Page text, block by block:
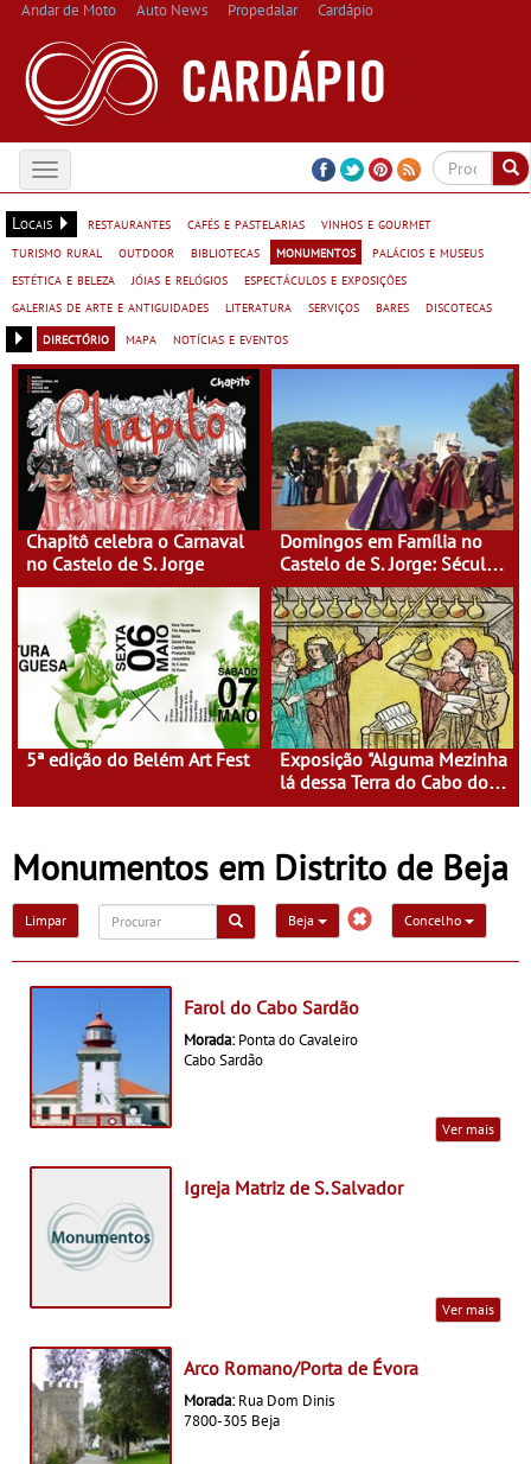
Andar de Moto Auto News Propedalar Cardápio
Toggle
navigation
Locais
restaurantes cafés e pastelarias
vinhos e gourmet
turismo rural
outdoor bibliotecas monumentos
palácios e museus
estética e beleza
jóias e relógios
espectáculos e exposições
galerias de arte e antiguidades
literatura serviços bares
discotecas
directório
mapa notícias e eventos
Chapitô celebra o Carnaval
no Castelo de S. Jorge
Domingos em Família no
Castelo de S. Jorge: Século
XVI - Tempo de Mulheres -
Mulheres do Seu tempo
5ª edição do Belém Art Fest
Exposição "Alguma Mezinha
lá dessa Terra do Cabo do
Mundo"
Monumentos em Distrito de Beja
Limpar Beja Concelho
Farol do Cabo Sardão
Morada: Ponta do Cavaleiro
Cabo Sardão
Ver mais
Igreja Matriz de S. Salvador
Ver mais
Arco Romano/Porta de Évora
Morada: Rua Dom Dinis
7800-305 Beja